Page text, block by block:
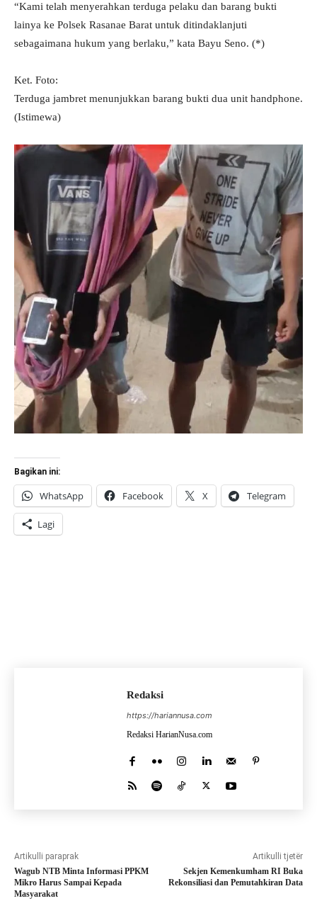
“Kami telah menyerahkan terduga pelaku dan barang bukti
lainya ke Polsek Rasanae Barat untuk ditindaklanjuti
sebagaimana hukum yang berlaku,” kata Bayu Seno. (*)
Ket. Foto:
Terduga jambret menunjukkan barang bukti dua unit handphone.
(Istimewa)
Bagikan ini:
WhatsApp Facebook X Telegram
Lagi
Redaksi
https://hariannusa.com
Redaksi HarianNusa.com
Artikulli paraprak
Wagub NTB Minta Informasi PPKM
Mikro Harus Sampai Kepada
Masyarakat
Artikulli tjetër
Sekjen Kemenkumham RI Buka
Rekonsiliasi dan Pemutahkiran Data